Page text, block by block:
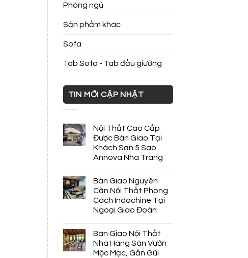
Phòng ngủ
Sản phẩm khác
Sofa
Tab Sofa - Tab đầu giường
TIN MỚI CẬP NHẬT
Nội Thất Cao Cấp
Được Bàn Giao Tại
Khách Sạn 5 Sao
Annova Nha Trang
Bàn Giao Nguyên
Căn Nội Thất Phong
Cách Indochine Tại
Ngoại Giao Đoàn
Bàn Giao Nội Thất
Nhà Hàng Sân Vườn
Mộc Mạc, Gần Gũi